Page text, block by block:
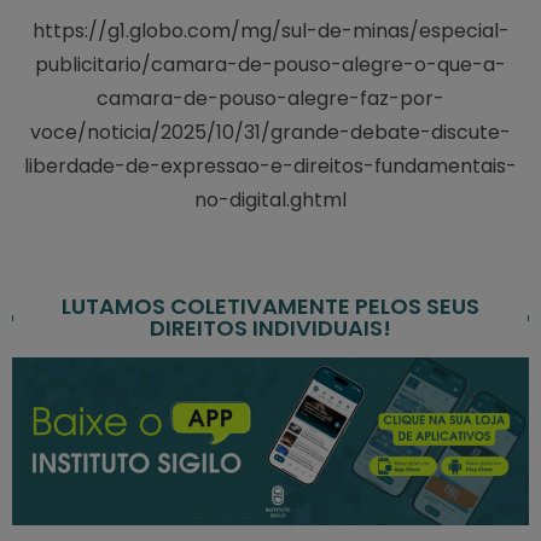
https://g1.globo.com/mg/sul-de-minas/especial-
publicitario/camara-de-pouso-alegre-o-que-a-
camara-de-pouso-alegre-faz-por-
voce/noticia/2025/10/31/grande-debate-discute-
liberdade-de-expressao-e-direitos-fundamentais-
no-digital.ghtml
LUTAMOS COLETIVAMENTE PELOS SEUS
DIREITOS INDIVIDUAIS!